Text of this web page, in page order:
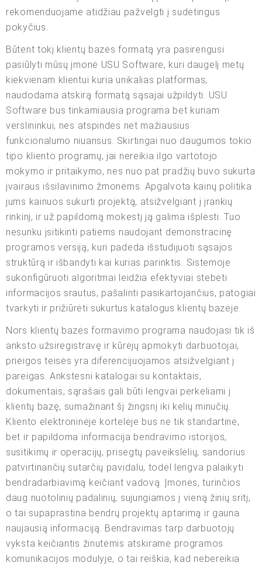
rekomenduojame atidžiau pažvelgti į sudėtingus
pokyčius.
Būtent tokį klientų bazės formatą yra pasirengusi
pasiūlyti mūsų įmonė USU Software, kuri daugelį metų
kiekvienam klientui kuria unikalias platformas,
naudodama atskirą formatą sąsajai užpildyti. USU
Software bus tinkamiausia programa bet kuriam
verslininkui, nes atspindės net mažiausius
funkcionalumo niuansus. Skirtingai nuo daugumos tokio
tipo kliento programų, jai nereikia ilgo vartotojo
mokymo ir pritaikymo, nes nuo pat pradžių buvo sukurta
įvairaus išsilavinimo žmonėms. Apgalvota kainų politika
jums kainuos sukurti projektą, atsižvelgiant į įrankių
rinkinį, ir už papildomą mokestį ją galima išplėsti. Tuo
nesunku įsitikinti patiems naudojant demonstracinę
programos versiją, kuri padeda išstudijuoti sąsajos
struktūrą ir išbandyti kai kurias parinktis. Sistemoje
sukonfigūruoti algoritmai leidžia efektyviai stebėti
informacijos srautus, pašalinti pasikartojančius, patogiai
tvarkyti ir prižiūrėti sukurtus katalogus klientų bazėje.
Nors klientų bazės formavimo programa naudojasi tik iš
anksto užsiregistravę ir kūrėjų apmokyti darbuotojai,
prieigos teisės yra diferencijuojamos atsižvelgiant į
pareigas. Ankstesni katalogai su kontaktais,
dokumentais, sąrašais gali būti lengvai perkeliami į
klientų bazę, sumažinant šį žingsnį iki kelių minučių.
Kliento elektroninėje kortelėje bus ne tik standartinė,
bet ir papildoma informacija bendravimo istorijos,
susitikimų ir operacijų, prisegtų paveikslėlių, sandorius
patvirtinančių sutarčių pavidalu, todėl lengva palaikyti
bendradarbiavimą keičiant vadovą. Įmonės, turinčios
daug nuotolinių padalinių, sujungiamos į vieną žinių sritį,
o tai supaprastina bendrų projektų aptarimą ir gauna
naujausią informaciją. Bendravimas tarp darbuotojų
vyksta keičiantis žinutėmis atskirame programos
komunikacijos modulyje, o tai reiškia, kad nebereikia